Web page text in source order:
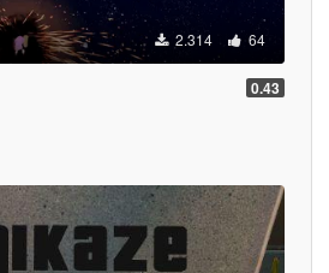
2.314 64
0.43